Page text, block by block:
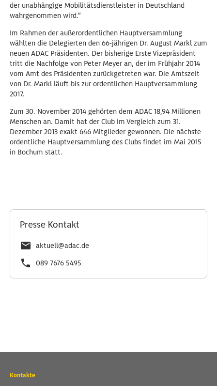
der unabhängige Mobilitätsdienstleister in Deutschland
wahrgenommen wird.“
Im Rahmen der außerordentlichen Hauptversammlung
wählten die Delegierten den 66-jährigen Dr. August Markl zum
neuen ADAC Präsidenten. Der bisherige Erste Vizepräsident
tritt die Nachfolge von Peter Meyer an, der im Frühjahr 2014
vom Amt des Präsidenten zurückgetreten war. Die Amtszeit
von Dr. Markl läuft bis zur ordentlichen Hauptversammlung
2017.
Zum 30. November 2014 gehörten dem ADAC 18,94 Millionen
Menschen an. Damit hat der Club im Vergleich zum 31.
Dezember 2013 exakt 646 Mitglieder gewonnen. Die nächste
ordentliche Hauptversammlung des Clubs findet im Mai 2015
in Bochum statt.
Presse Kontakt
aktuell@adac.de
089 7676 5495
Wichtige
Kontakte